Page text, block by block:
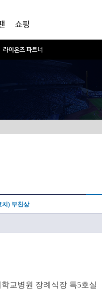
라이온즈 파트너
쇼핑
치) 부친상
교병원 장례식장 특5호실